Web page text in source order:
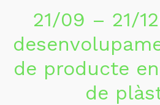
21/09 – 21/
de producte
de